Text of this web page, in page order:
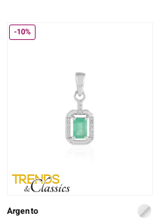
-10%
Argento